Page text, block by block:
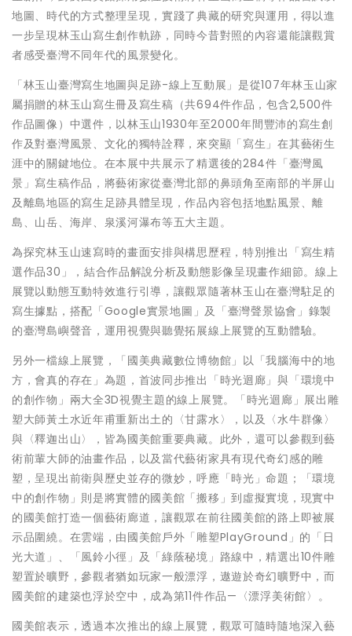
地圖、時代的方式整理呈現，實踐了典藏的研究與運用，得以進
一步呈現林玉山寫生創作軌跡，同時今昔對照的內容還能讓觀賞
者感受臺灣不同年代的風景變化。
「林玉山臺灣寫生地圖與足跡-線上互動展」是從107年林玉山家
屬捐贈的林玉山寫生冊及寫生稿（共694件作品，包含2,500件
作品圖像）中選件，以林玉山1930年至2000年間豐沛的寫生創
作及對臺灣風景、文化的獨特詮釋，來突顯「寫生」在其藝術生
涯中的關鍵地位。在本展中共展示了精選後的284件「臺灣風
景」寫生稿作品，將藝術家從臺灣北部的鼻頭角至南部的半屏山
及離島地區的寫生足跡具體呈現，作品內容包括地點風景、離
島、山岳、海岸、泉溪河瀑布等五大主題。
為探究林玉山速寫時的畫面安排與構思歷程，特別推出「寫生精
選作品30」，結合作品解說分析及動態影像呈現畫作細節。線上
展覽以動態互動特效進行引導，讓觀眾隨著林玉山在臺灣駐足的
寫生據點，搭配「Google實景地圖」及「臺灣聲景協會」錄製
的臺灣島嶼聲音，運用視覺與聽覺拓展線上展覽的互動體驗。
另外一檔線上展覽，「國美典藏數位博物館」以「我腦海中的地
方，會真的存在」為題，首波同步推出「時光迴廊」與「環境中
的創作物」兩大全3D視覺主題的線上展覽。「時光迴廊」展出雕
塑大師黃土水近年甫重新出土的〈甘露水〉，以及〈水牛群像〉
與〈釋迦出山〉，皆為國美館重要典藏。此外，還可以參觀到藝
術前輩大師的油畫作品，以及當代藝術家具有現代奇幻感的雕
塑，呈現出前衛與歷史並存的微妙，呼應「時光」命題；「環境
中的創作物」則是將實體的國美館「搬移」到虛擬實境，現實中
的國美館打造一個藝術廊道，讓觀眾在前往國美館的路上即被展
示品圍繞。在雲端，由國美館戶外「雕塑PlayGround」的「日
光大道」、「風鈴小徑」及「綠蔭秘境」路線中，精選出10件雕
塑置於曠野，參觀者猶如玩家一般漂浮，遨遊於奇幻曠野中，而
國美館的建築也浮於空中，成為第11件作品—〈漂浮美術館〉。
國美館表示，透過本次推出的線上展覽，觀眾可隨時隨地深入藝